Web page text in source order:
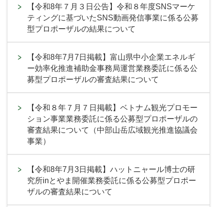
【令和8年７月３日公告】令和８年度SNSマーケ
ティングに基づいたSNS動画発信事業に係る公募
型プロポーザルの結果について
【令和8年7月7日掲載】富山県中小企業エネルギ
ー効率化推進補助金事務局運営業務委託に係る公
募型プロポーザルの審査結果について
【令和８年７月７日掲載】ベトナム観光プロモー
ション事業業務委託に係る公募型プロポーザルの
審査結果について（中部山岳広域観光推進協議会
事業）
【令和8年7月3日掲載】ハットニャール博士の研
究所inとやま開催業務委託に係る公募型プロポー
ザルの審査結果について